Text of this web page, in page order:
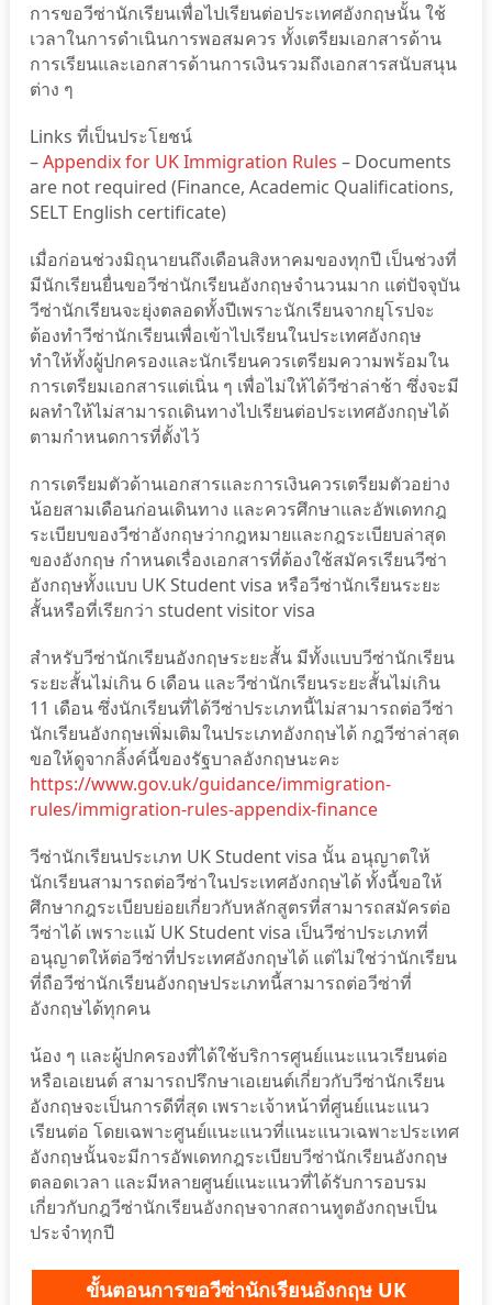
การขอวีซ่านักเรียนเพื่อไปเรียนต่อประเทศอังกฤษนั้น ใช้
เวลาในการดำเนินการพอสมควร ทั้งเตรียมเอกสารด้าน
การเรียนและเอกสารด้านการเงินรวมถึงเอกสารสนับสนุน
ต่าง ๆ
Links ที่เป็นประโยชน์
–Appendix for UK Immigration Rules – Documents
are not required (Finance, Academic Qualifications,
SELT English certificate)
เมื่อก่อนช่วงมิถุนายนถึงเดือนสิงหาคมของทุกปี เป็นช่วงที่
มีนักเรียนยื่นขอวีซ่านักเรียนอังกฤษจำนวนมาก แต่ปัจจุบัน
วีซ่านักเรียนจะยุ่งตลอดทั้งปีเพราะนักเรียนจากยุโรปจะ
ต้องทำวีซ่านักเรียนเพื่อเข้าไปเรียนในประเทศอังกฤษ
ทำให้ทั้งผู้ปกครองและนักเรียนควรเตรียมความพร้อมใน
การเตรียมเอกสารแต่เนิ่น ๆ เพื่อไม่ให้ได้วีซ่าล่าช้า ซึ่งจะมี
ผลทำให้ไม่สามารถเดินทางไปเรียนต่อประเทศอังกฤษได้
ตามกำหนดการที่ตั้งไว้
การเตรียมตัวด้านเอกสารและการเงินควรเตรียมตัวอย่าง
น้อยสามเดือนก่อนเดินทาง และควรศึกษาและอัพเดทกฎ
ระเบียบของวีซ่าอังกฤษว่ากฎหมายและกฎระเบียบล่าสุด
ของอังกฤษ กำหนดเรื่องเอกสารที่ต้องใช้สมัครเรียนวีซ่า
อังกฤษทั้งแบบ UK Student visa หรือวีซ่านักเรียนระยะ
สั้นหรือที่เรียกว่า student visitor visa
สำหรับวีซ่านักเรียนอังกฤษระยะสั้น มีทั้งแบบวีซ่านักเรียน
ระยะสั้นไม่เกิน 6 เดือน และวีซ่านักเรียนระยะสั้นไม่เกิน
11 เดือน ซึ่งนักเรียนที่ได้วีซ่าประเภทนี้ไม่สามารถต่อวีซ่า
นักเรียนอังกฤษเพิ่มเติมในประเภทอังกฤษได้ กฎวีซ่าล่าสุด
ขอให้ดูจากลิ้งค์นี้ของรัฐบาลอังกฤษนะคะ
https://www.gov.uk/guidance/immigration-
rules/immigration-rules-appendix-finance
วีซ่านักเรียนประเภท UK Student visa นั้น อนุญาตให้
นักเรียนสามารถต่อวีซ่าในประเทศอังกฤษได้ ทั้งนี้ขอให้
ศึกษากฎระเบียบย่อยเกี่ยวกับหลักสูตรที่สามารถสมัครต่อ
วีซ่าได้ เพราะแม้ UK Student visa เป็นวีซ่าประเภทที่
อนุญาตให้ต่อวีซ่าที่ประเทศอังกฤษได้ แต่ไม่ใช่ว่านักเรียน
ที่ถือวีซ่านักเรียนอังกฤษประเภทนี้สามารถต่อวีซ่าที่
อังกฤษได้ทุกคน
น้อง ๆ และผู้ปกครองที่ได้ใช้บริการศูนย์แนะแนวเรียนต่อ
หรือเอเยนต์ สามารถปรึกษาเอเยนต์เกี่ยวกับวีซ่านักเรียน
อังกฤษจะเป็นการดีที่สุด เพราะเจ้าหน้าที่ศูนย์แนะแนว
เรียนต่อ โดยเฉพาะศูนย์แนะแนวที่แนะแนวเฉพาะประเทศ
อังกฤษนั้นจะมีการอัพเดทกฎระเบียบวีซ่านักเรียนอังกฤษ
ตลอดเวลา และมีหลายศูนย์แนะแนวที่ได้รับการอบรม
เกี่ยวกับกฎวีซ่านักเรียนอังกฤษจากสถานทูตอังกฤษเป็น
ประจำทุกปี
ขั้นตอนการขอวีซ่านักเรียนอังกฤษ UK